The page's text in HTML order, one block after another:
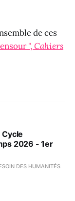
de ces
",Cahiers
2026 - 1er
DES HUMANITÉS